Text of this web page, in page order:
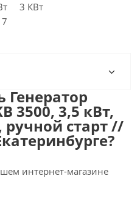
3 КВт
Генератор
3500, 3,5 кВт,
ручной старт //
интернет-магазине